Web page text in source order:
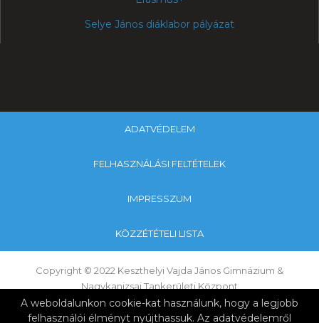
A weboldalunkon cookie-kat használunk, hogy a legjobb
felhasználói élményt nyújthassuk. Az adatvédelemről
Selye János diáklabor pályázat
ADATVÉDELEM
FELHASZNÁLÁSI FELTÉTELEK
IMPRESSZUM
KÖZZÉTÉTELI LISTA
Copyright © 2022 Keszthelyi Vajda János Gimnázium &
Nagykanizsai Tankerületi Központ